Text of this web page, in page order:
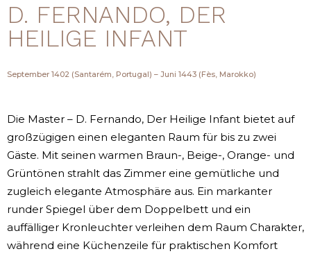
D. FERNANDO, DER
HEILIGE INFANT
September 1402 (Santarém, Portugal) – Juni 1443 (Fès, Marokko)
Die Master – D. Fernando, Der Heilige Infant bietet auf
großzügigen einen eleganten Raum für bis zu zwei
Gäste. Mit seinen warmen Braun-, Beige-, Orange- und
Grüntönen strahlt das Zimmer eine gemütliche und
zugleich elegante Atmosphäre aus. Ein markanter
runder Spiegel über dem Doppelbett und ein
auffälliger Kronleuchter verleihen dem Raum Charakter,
während eine Küchenzeile für praktischen Komfort